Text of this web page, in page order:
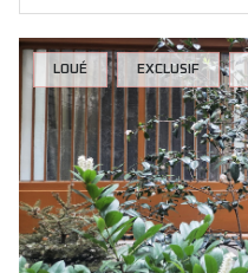
LOUÉ EXCLUSIF